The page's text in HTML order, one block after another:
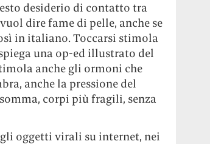
desiderio di contatto tra
dire fame di pelle, anche se
in italiano. Toccarsi stimola
una op-ed illustrato del
anche gli ormoni che
anche la pressione del
corpi più fragili, senza
oggetti virali su internet, nei